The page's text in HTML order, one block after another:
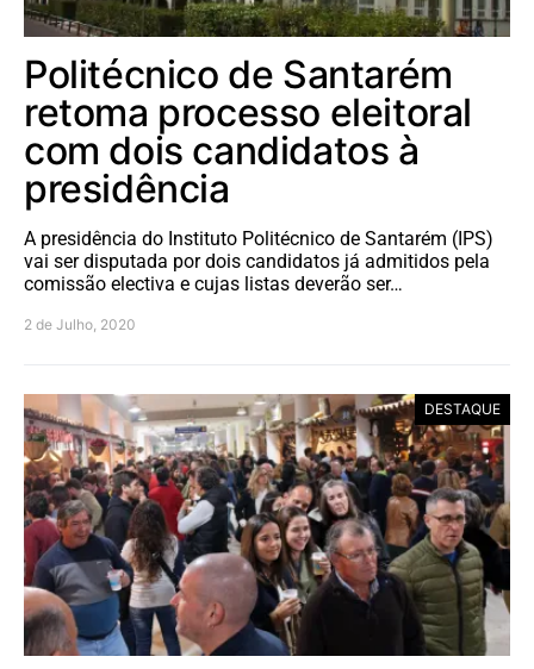
Politécnico de Santarém
retoma processo eleitoral
com dois candidatos à
presidência
A presidência do Instituto Politécnico de Santarém (IPS)
vai ser disputada por dois candidatos já admitidos pela
comissão electiva e cujas listas deverão ser…
2 de Julho, 2020
DESTAQUE